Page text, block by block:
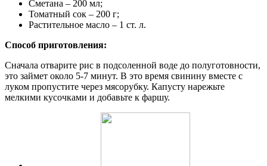
Сметана – 200 мл;
Томатный сок – 200 г;
Растительное масло – 1 ст. л.
Способ приготовления:
Сначала отварите рис в подсоленной воде до полуготовности,
это займет около 5-7 минут. В это время свинину вместе с
луком пропустите через мясорубку. Капусту нарежьте
мелкими кусочками и добавьте к фаршу.